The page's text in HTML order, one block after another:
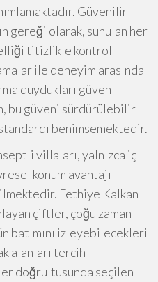
Güvenilir
gereği olarak, sunulan her
titizlikle kontrol
ile deneyim arasında
duydukları güven
bu güveni sürdürülebilir
benimsemektedir.
villaları, yalnızca iç
konum avantajı
Fethiye Kalkan
çiftler, çoğu zaman
batımını izleyebilecekleri
alanları tercih
doğrultusunda seçilen